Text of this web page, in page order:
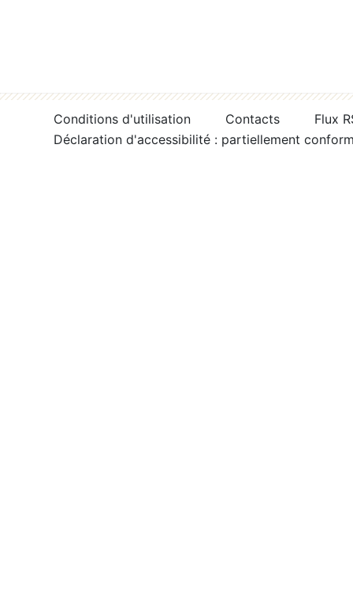
Conditions d'utilisation Contacts
Flux
Déclaration d'accessibilité : partiellement